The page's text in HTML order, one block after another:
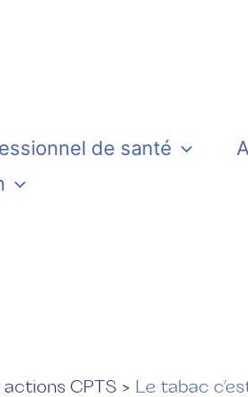
de santé
actions CPTS Le tabac